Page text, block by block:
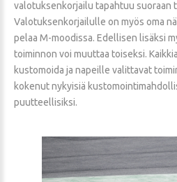
valotuksenkorjailu tapahtuu suoraan
Valotuksenkorjailulle on myös oma
pelaa M-moodissa. Edellisen lisäksi
toiminnon voi muuttaa toiseksi.
kustomoida ja napeille valittavat
kokenut nykyisiä
puutteellisiksi.